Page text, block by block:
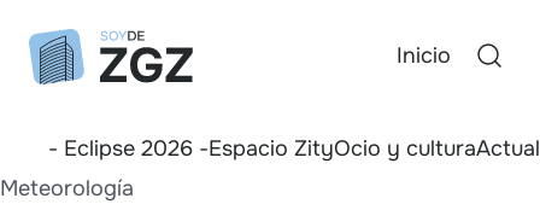
Inicio
- Eclipse 2026 -Espacio ZityOcio y cultura
Meteorología